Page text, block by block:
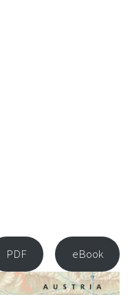
PDF eBook